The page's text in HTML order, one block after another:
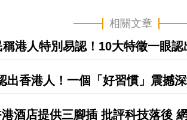
相關文章
港人特別易認！10大特徵一眼認
出香港人！一個「好習慣」震撼
酒店提供三腳插 批評科技落後